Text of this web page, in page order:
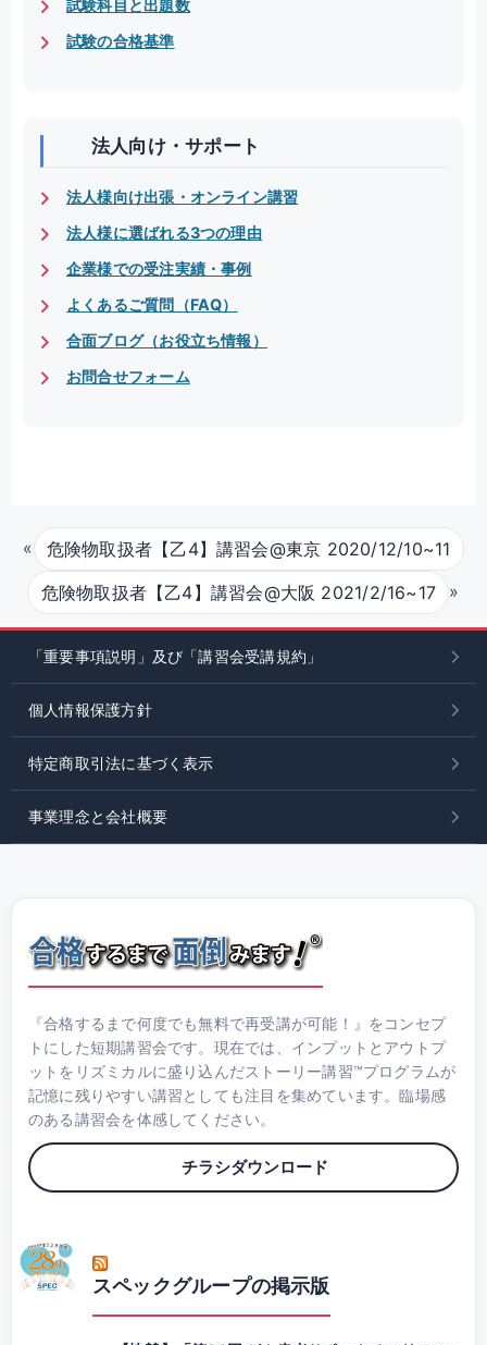
試験科目と出題数
試験の合格基準
法人向け・サポート
法人様向け出張・オンライン講習
法人様に選ばれる3つの理由
企業様での受注実績・事例
よくあるご質問（FAQ）
合面ブログ（お役立ち情報）
お問合せフォーム
«
危険物取扱者【乙4】講習会@東京 2020/12/10~11
危険物取扱者【乙4】講習会@大阪 2021/2/16~17
»
「重要事項説明」及び「講習会受講規約」
個人情報保護方針
特定商取引法に基づく表示
事業理念と会社概要
『合格するまで何度でも無料で再受講が可能！』をコンセプ
トにした短期講習会です。現在では、インプットとアウトプ
ットをリズミカルに盛り込んだストーリー講習™プログラムが
記憶に残りやすい講習としても注目を集めています。臨場感
のある講習会を体感してください。
チラシダウンロード
スペックグループの掲示版